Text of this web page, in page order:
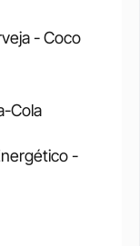
- Coco
Cola
-